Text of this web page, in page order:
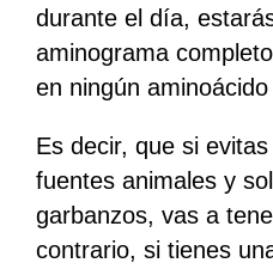
durante el día,
aminograma
en ningún
Es decir, que si
fuentes animales y
garbanzos, vas a
contrario, si tienes